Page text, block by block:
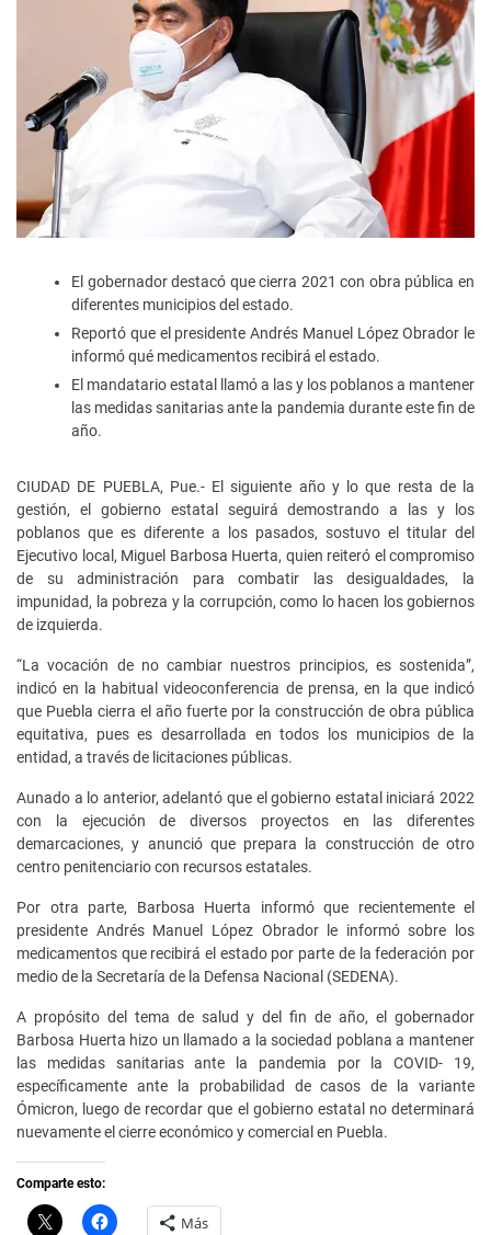
El gobernador destacó que cierra 2021 con obra pública en
diferentes municipios del estado.
Reportó que el presidente Andrés Manuel López Obrador le
informó qué medicamentos recibirá el estado.
El mandatario estatal llamó a las y los poblanos a mantener
las medidas sanitarias ante la pandemia durante este fin de
año.
CIUDAD DE PUEBLA, Pue.- El siguiente año y lo que resta de la
gestión, el gobierno estatal seguirá demostrando a las y los
poblanos que es diferente a los pasados, sostuvo el titular del
Ejecutivo local, Miguel Barbosa Huerta, quien reiteró el compromiso
de su administración para combatir las desigualdades, la
impunidad, la pobreza y la corrupción, como lo hacen los gobiernos
de izquierda.
“La vocación de no cambiar nuestros principios, es sostenida”,
indicó en la habitual videoconferencia de prensa, en la que indicó
que Puebla cierra el año fuerte por la construcción de obra pública
equitativa, pues es desarrollada en todos los municipios de la
entidad, a través de licitaciones públicas.
Aunado a lo anterior, adelantó que el gobierno estatal iniciará 2022
con la ejecución de diversos proyectos en las diferentes
demarcaciones, y anunció que prepara la construcción de otro
centro penitenciario con recursos estatales.
Por otra parte, Barbosa Huerta informó que recientemente el
presidente Andrés Manuel López Obrador le informó sobre los
medicamentos que recibirá el estado por parte de la federación por
medio de la Secretaría de la Defensa Nacional (SEDENA).
A propósito del tema de salud y del fin de año, el gobernador
Barbosa Huerta hizo un llamado a la sociedad poblana a mantener
las medidas sanitarias ante la pandemia por la COVID- 19,
específicamente ante la probabilidad de casos de la variante
Ómicron, luego de recordar que el gobierno estatal no determinará
nuevamente el cierre económico y comercial en Puebla.
Comparte esto:
C H Más